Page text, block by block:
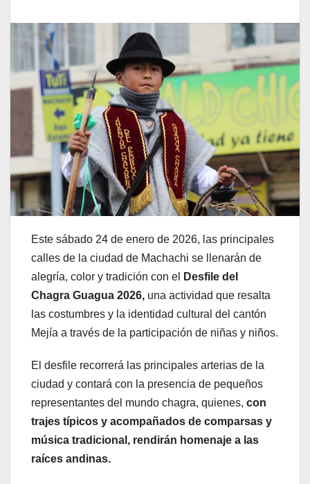
Este sábado 24 de enero de 2026, las principales
calles de la ciudad de Machachi se llenarán de
alegría, color y tradición con el
Desfile del
Chagra Guagua 2026, una actividad que resalta
las costumbres y la identidad cultural del cantón
Mejía a través de la participación de niñas y niños.
El desfile recorrerá las principales arterias de la
ciudad y contará con la presencia de pequeños
representantes del mundo chagra, quienes, con
trajes típicos y acompañados de comparsas y
música tradicional, rendirán homenaje a las
raíces andinas.